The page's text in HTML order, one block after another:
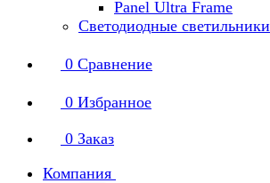
Panel Ultra Frame
Светодиодные светильники
0 Сравнение
0 Избранное
0 Заказ
Компания